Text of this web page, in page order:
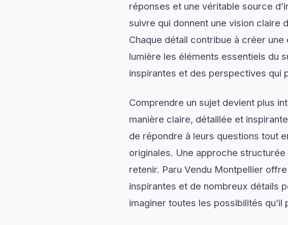
réponses et une véritable source
suivre qui donnent une vision claire
Chaque détail contribue à créer
lumière les éléments essentiels du
inspirantes et des perspectives qui
Comprendre un sujet devient plus
manière claire, détaillée et
de répondre à leurs questions tout
originales. Une approche
retenir. Paru Vendu Montpellier
inspirantes et de nombreux détails
imaginer toutes les possibilités qu’il